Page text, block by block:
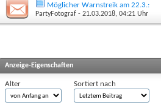
Möglicher Warnstreik am 22.3.:
PartyFotograf - 21.03.2018, 04:21 Uhr
Anzeige-Eigenschaften
Alter Sortiert nach